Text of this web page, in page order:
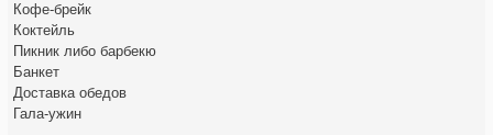
Кофе-брейк
Коктейль
Пикник либо барбекю
Банкет
Доставка обедов
Гала-ужин